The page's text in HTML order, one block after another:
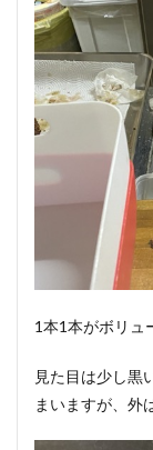
1本1本がボリュ
見た目は少し黒
まいますが、外